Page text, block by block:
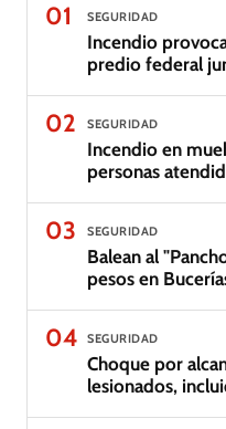
01
SEGURIDAD
Incendio
predio federal
02 SEGURIDAD
Incendio en
personas
03 SEGURIDAD
Balean al
pesos en
04 SEGURIDAD
Choque por
lesionados,